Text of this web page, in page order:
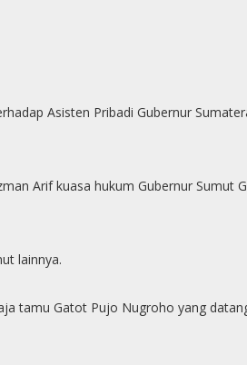
Asisten Pribadi Gubernur
Arif kuasa hukum Gubernur
lainnya.
tamu Gatot Pujo Nugroho yang